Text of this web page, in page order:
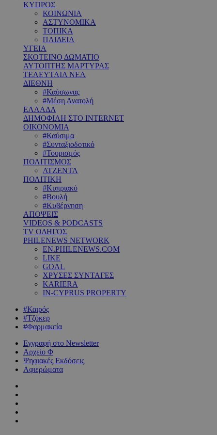
ΚΥΠΡΟΣ
ΚΟΙΝΩΝΙΑ
ΑΣΤΥΝΟΜΙΚΑ
ΤΟΠΙΚΑ
ΠΑΙΔΕΙΑ
ΥΓΕΙΑ
ΣΚΟΤΕΙΝΟ ΔΩΜΑΤΙΟ
ΑΥΤΟΠΤΗΣ ΜΑΡΤΥΡΑΣ
ΤΕΛΕΥΤΑΙΑ ΝΕΑ
ΔΙΕΘΝΗ
#Καύσωνας
#Μέση Ανατολή
ΕΛΛΑΔΑ
ΔΗΜΟΦΙΛΗ ΣΤΟ INTERNET
ΟΙΚΟΝΟΜΙΑ
#Καύσιμα
#Συνταξιοδοτικό
#Τουρισμός
ΠΟΛΙΤΙΣΜΟΣ
ΑΤΖΕΝΤΑ
ΠΟΛΙΤΙΚΗ
#Κυπριακό
#Βουλή
#Κυβέρνηση
ΑΠΟΨΕΙΣ
VIDEOS & PODCASTS
TV ΟΔΗΓΟΣ
PHILENEWS NETWORK
EN.PHILENEWS.COM
LIKE
GOAL
ΧΡΥΣΕΣ ΣΥΝΤΑΓΕΣ
KARIERA
IN-CYPRUS PROPERTY
#Καιρός
#Τζόκερ
#Φαρμακεία
Εγγραφή στο Newsletter
Αρχείο Φ
Ψηφιακές Εκδόσεις
Αφιερώματα